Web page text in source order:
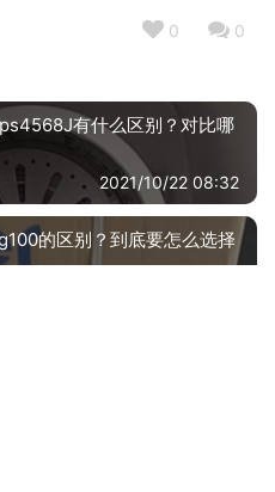
0 0
有什么区别？对比哪
2021/10/22 08:32
的区别？到底要怎么选择